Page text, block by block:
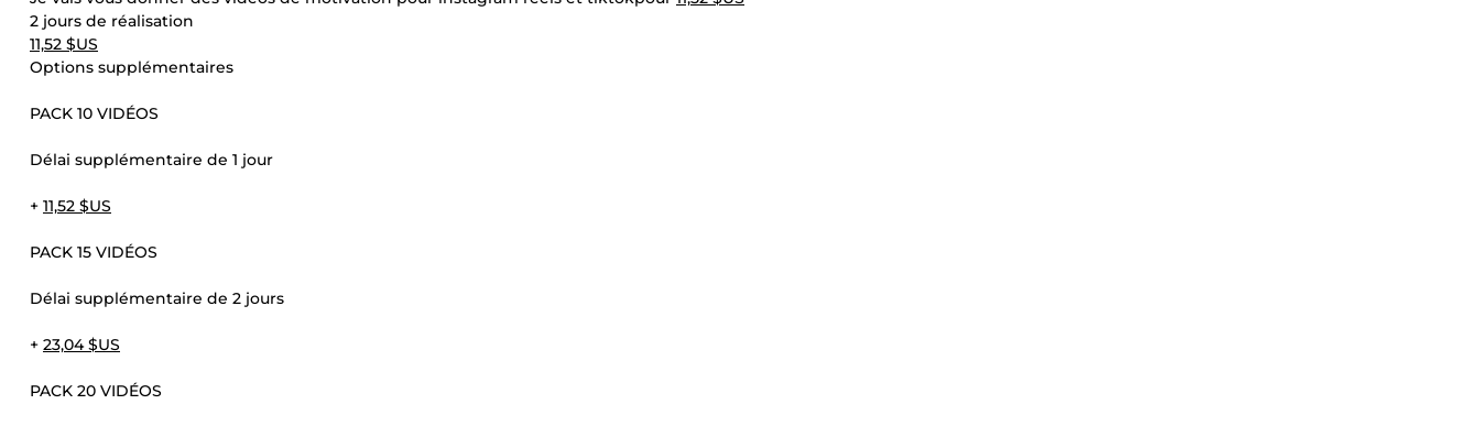
2 jours de réalisation
11,52 $US
Options supplémentaires
PACK 10 VIDÉOS
Délai supplémentaire de 1 jour
+ 11,52 $US
PACK 15 VIDÉOS
Délai supplémentaire de 2 jours
+ 23,04 $US
PACK 20 VIDÉOS